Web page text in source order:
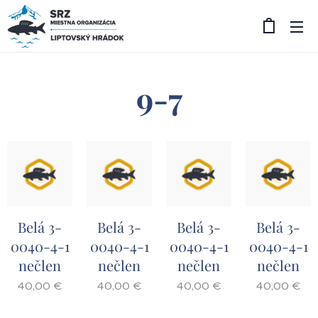
9-7
Belá 3-
0040-4-1
nečlen
40,00 €
Belá 3-
0040-4-1
nečlen
40,00 €
Belá 3-
0040-4-1
nečlen
40,00 €
Belá 3-
0040-4-1
nečlen
40,00 €